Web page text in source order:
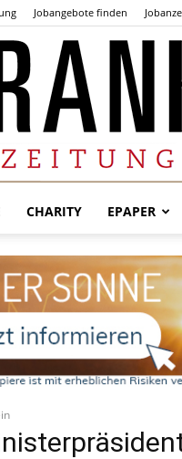
Jobangebote finden
CHARITY EPAPER